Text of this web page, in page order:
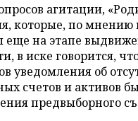
агитации,
которые, по мнению
на этапе
в иске говорится,
уведомления об
счетов и активов
предвыборного